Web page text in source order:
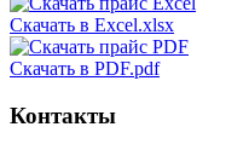
Скачать в Excel.xlsx
Скачать в PDF.pdf
Контакты